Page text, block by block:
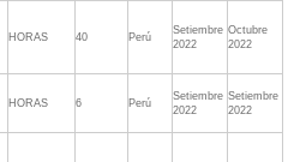
HORAS 40 Perú
Setiembre
2022
Octubre
2022
HORAS 6 Perú
Setiembre
2022
Setiembre
2022